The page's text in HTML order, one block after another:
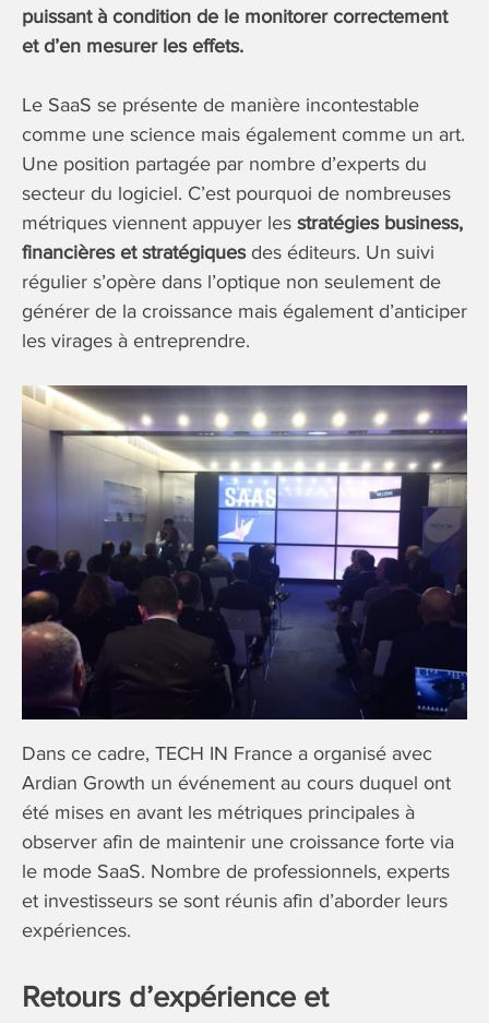
puissant à condition de le monitorer correctement
et d’en mesurer les effets.
Le SaaS se présente de manière incontestable
comme une science mais également comme un art.
Une position partagée par nombre d’experts du
secteur du logiciel. C’est pourquoi de nombreuses
métriques viennent appuyer les stratégies business,
financières et stratégiquesdes éditeurs. Un suivi
régulier s’opère dans l’optique non seulement de
générer de la croissance mais également d’anticiper
les virages à entreprendre.
Dans ce cadre, TECH IN France a organisé avec
Ardian Growth un événement au cours duquel ont
été mises en avant les métriques principales à
observer afin de maintenir une croissance forte via
le mode SaaS. Nombre de professionnels, experts
et investisseurs se sont réunis afin d’aborder leurs
expériences.
Retours d’expérience et